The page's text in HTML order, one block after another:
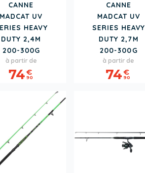
CANNE
MADCAT UV
HEAVY
DUTY 2,4M
200-300G
Prix
à partir de
74€
90
CANNE
MADCAT UV
SERIES HEAVY
DUTY 2,7M
200-300G
Prix
à partir de
74€
90